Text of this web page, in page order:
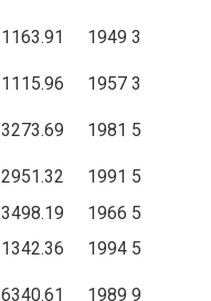
1163.91 1949 3
1115.96 1957 3
3273.69 1981 5
2951.32 1991 5
3498.19 1966 5
1342.36 1994 5
6340.61 1989 9